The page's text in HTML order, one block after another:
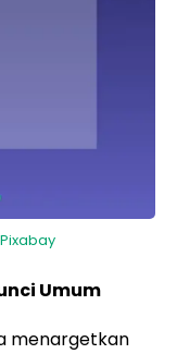
Pixabay
Umum
menargetkan